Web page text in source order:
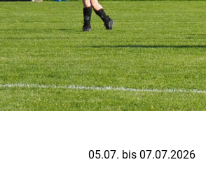
05.07. bis 07.07.2026